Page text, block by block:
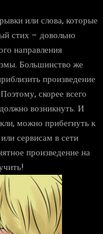
или слова, которые
стих – довольно
направления
Большинство же
произведение
скорее всего
возникнуть. И
можно прибегнуть к
сервисам в сети
произведение на